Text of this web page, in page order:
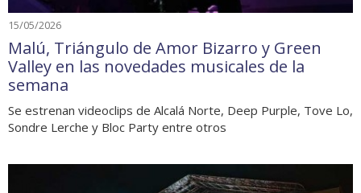
15/05/2026
Malú, Triángulo de Amor Bizarro y Green
Valley en las novedades musicales de la
semana
Se estrenan videoclips de Alcalá Norte, Deep Purple, Tove Lo,
Sondre Lerche y Bloc Party entre otros